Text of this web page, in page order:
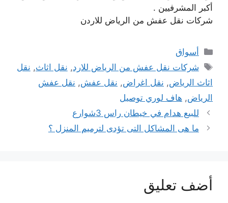
أكبر المشرفيين .
شركات نقل عفش من الرياض للاردن
التصنيفات
أسواق
الوسوم
شركات نقل عفش من الرياض للارد, نقل اثاث, نقل
اثاث الرياض, نقل اغراض, نقل عفش, نقل عفش
الرياض, هاف لوري توصيل
للبيع هدام في خيطان راس 3شوارع
ما هى المشاكل التى تؤدى لترميم المنزل ؟
أضف تعليق